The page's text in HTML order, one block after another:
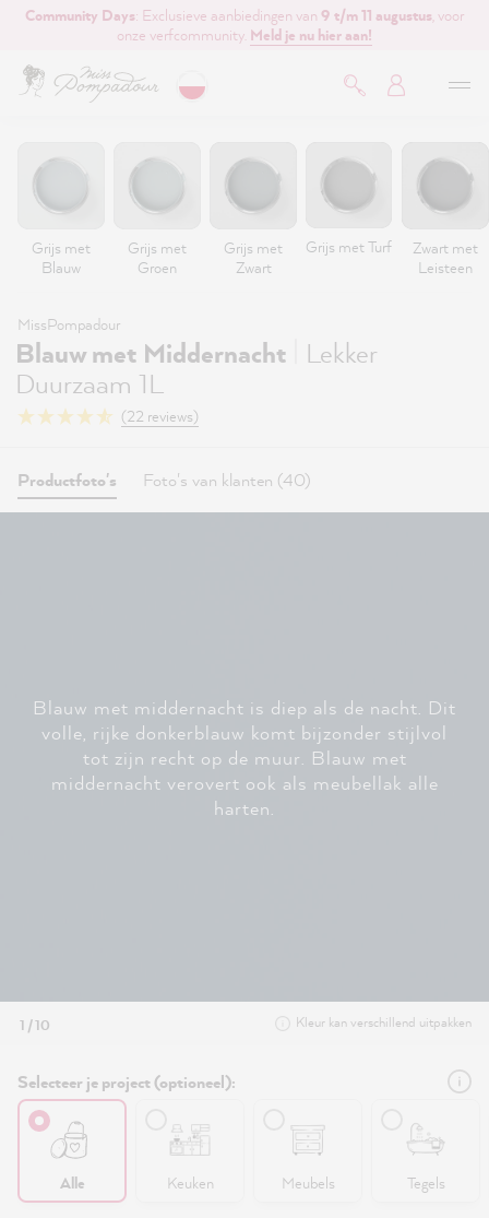
hoofdinhoud
Community Days: Exclusieve aanbiedingen van 9 t/m 11 augustus , voor
onze verfcommunity. Meld je nu hier aan!
Grijs met
Blauw
Grijs met
Groen
Grijs met
Zwart
Grijs met Turf
Zwart met
Leisteen
MissPompadour
Blauw met Middernacht
Lekker
Duurzaam 1L
(22 reviews)
Productfoto's Foto's van klanten (40)
Blauw met middernacht is diep als de nacht. Dit
volle, rijke donkerblauw komt bijzonder stijlvol
tot zijn recht op de muur. Blauw met
middernacht verovert ook als meubellak alle
harten.
1 / 10 Kleur kan verschillend uitpakken
Selecteer je project (optioneel):
Alle Keuken Meubels Tegels